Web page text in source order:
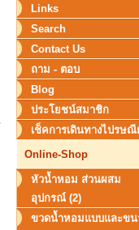
Links
Search
Contact Us
ถาม - ตอบ
Blog
ประโยชน์สมาชิก
เช็คการเดินทางไปรษณี
Online-Shop
หัวน้ำหอม ส่วนผสม
อุปกรณ์ (2)
ขวดน้ำหอมแบบและขน